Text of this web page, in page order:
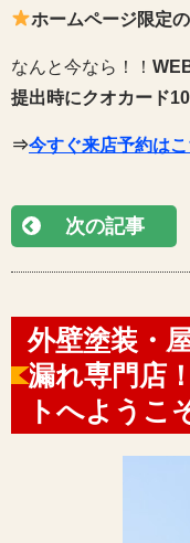
ホームページ限定
なんと今なら！！
提出時にクオカード
⇒今すぐ来店予約はこ
次の記事
外壁塗装・
漏れ専門店
トへようこ